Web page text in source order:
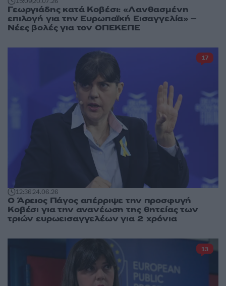
Γεωργιάδης κατά Κοβέσι: «Λανθασμένη
επιλογή για την Ευρωπαϊκή Εισαγγελία» –
Νέες βολές για τον ΟΠΕΚΕΠΕ
12:3624.06.26
Ο Άρειος Πάγος απέρριψε την προσφυγή
Κοβέσι για την ανανέωση της θητείας των
τριών ευρωεισαγγελέων για 2 χρόνια
17
13